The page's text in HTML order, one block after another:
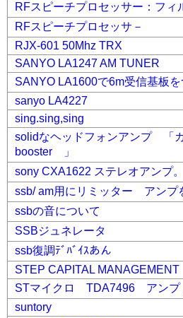
RFスピーチプロセッサー：フィ
RFスピーチプロセッサ－
RJX-601 50Mhz TRX
SANYO LA1247 AM TUNER
SANYO LA1600で6m受信基板を
sanyo LA4227
sing.sing,sing
solidなヘッドフォンアンプ
booster 」
sony CXA1622 ステレオアンプ。
ssb/ am用にリミッター アンプ
ssbの音について
SSBジュネレータ
ssb復調ﾃﾞﾊﾞｲｽあん
STEP CAPITAL MANAGEMENT
STマイクロ TDA7496 アンプ
suntory